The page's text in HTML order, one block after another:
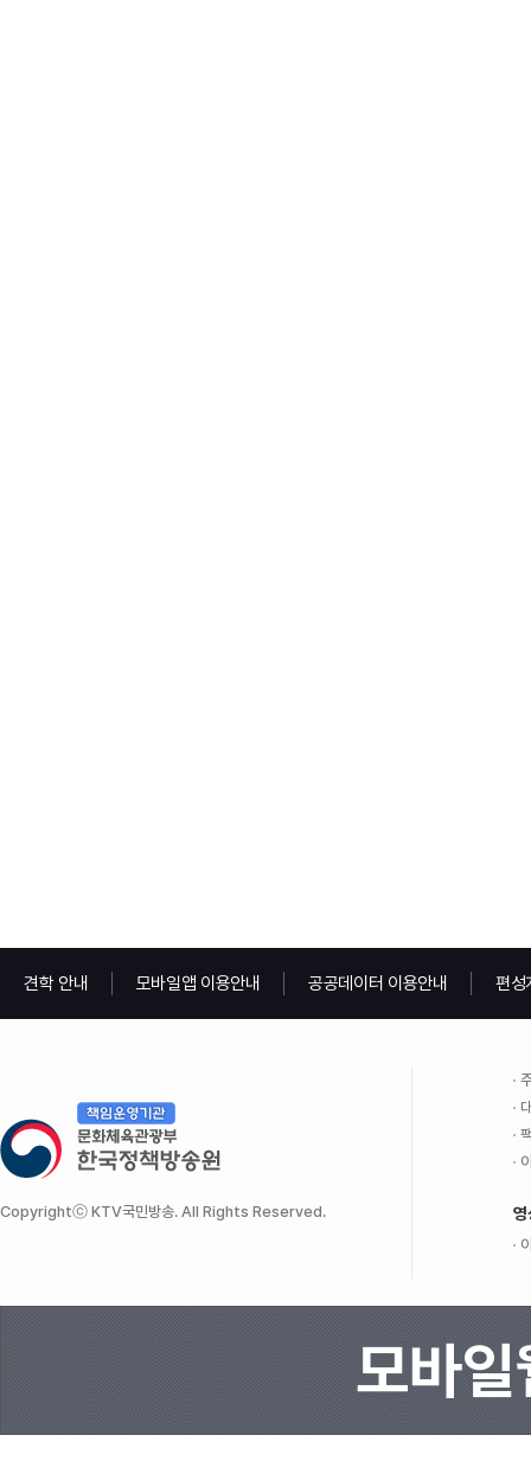
견학 안내 모바일앱 이용안내 공공데이터 이용안내 편성
Copyrightⓒ KTV국민방송. All Rights Reserved. 영
모바